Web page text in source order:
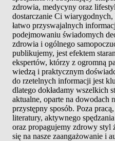
zdrowia, medycyny oraz
dostarczanie Ci
łatwo przyswajalnych
podejmowaniu świadomych
zdrowia i ogólnego
publikujemy, jest efektem
ekspertów, którzy z ogromną
wiedzą i praktycznym
do rzetelnych informacji jest
dlatego dokładamy wszelkich
aktualne, oparte na dowodach
przystępny sposób. Poza
literatury, aktywnego
oraz propagujemy zdrowy styl
się na nasze zaangażowanie i